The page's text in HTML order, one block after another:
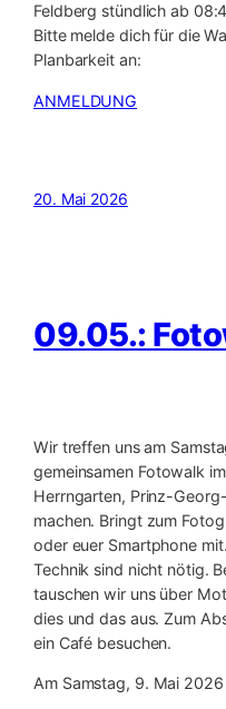
Feldberg stündlich ab
Bitte melde dich für die
Planbarkeit an:
ANMELDUNG
20. Mai 2026
09.05.:
Wir treffen uns am
gemeinsamen Fotowalk
Herrngarten, Prinz-
machen. Bringt zum
oder euer Smartphone
Technik sind nicht nötig.
tauschen wir uns über
dies und das aus. Zum
ein Café besuchen.
Am Samstag, 9. Mai